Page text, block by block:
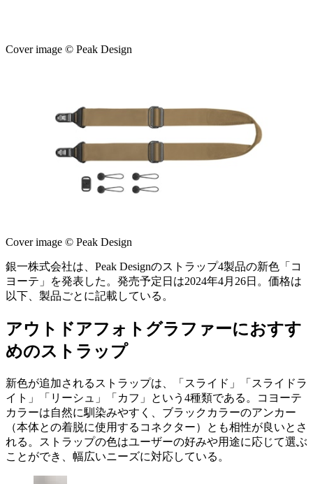
Cover image © Peak Design
Cover image © Peak Design
銀一株式会社は、Peak Designのストラップ4製品の新色「コ
ヨーテ」を発表した。発売予定日は2024年4月26日。価格は
以下、製品ごとに記載している。
アウトドアフォトグラファーにおすす
めのストラップ
新色が追加されるストラップは、「スライド」「スライドラ
イト」「リーシュ」「カフ」という4種類である。コヨーテ
カラーは自然に馴染みやすく、ブラックカラーのアンカー
（本体との着脱に使用するコネクター）とも相性が良いとさ
れる。ストラップの色はユーザーの好みや用途に応じて選ぶ
ことができ、幅広いニーズに対応している。